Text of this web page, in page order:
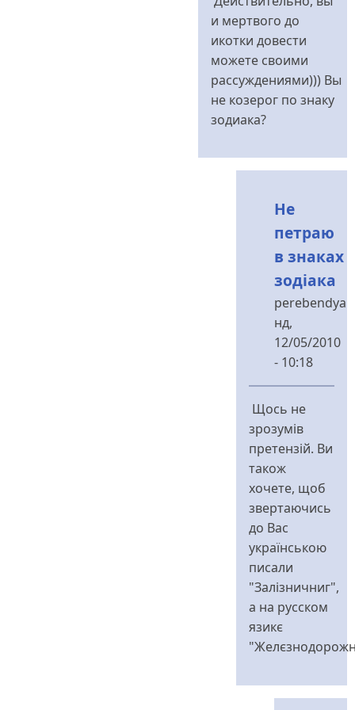
Помиляєтесь
від
perebendya
и мертвого до
икотки довести
можете своими
рассуждениями))) Вы
не козерог по знаку
зодиака?
Не
петраю
в знаках
зодіака
perebendya
нд,
12/05/2010
- 10:18
У
)))
зализничныг
Щось не
зрозумів
претензій. Ви
також
хочете, щоб
звертаючись
до Вас
українською
писали
"Залізничниг",
а на русском
язикє